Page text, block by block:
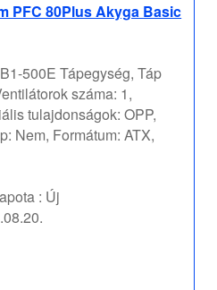
PFC 80Plus Akyga Basic
500E Tápegység, Táp
száma: 1,
tulajdonságok: OPP,
Nem, Formátum: ATX,
: Új